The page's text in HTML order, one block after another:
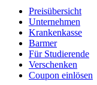
Preisübersicht
Unternehmen
Krankenkasse
Barmer
Für Studierende
Ver­schen­ken
Coupon einlösen